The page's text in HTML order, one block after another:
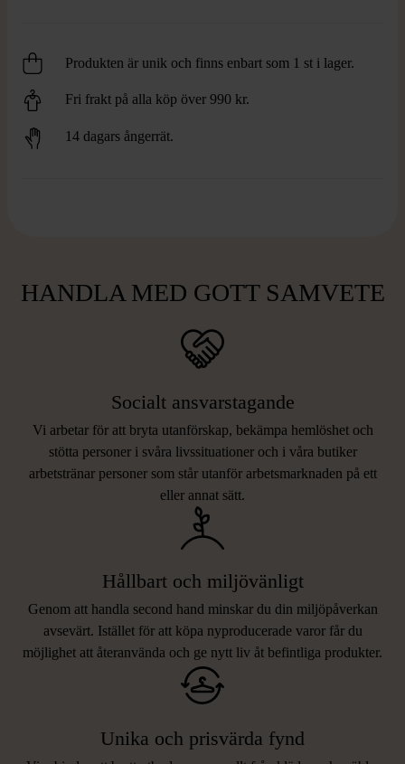
Produkten är unik och finns enbart som 1 st i lager.
Fri frakt på alla köp över 990 kr.
14 dagars ångerrät.
HANDLA MED GOTT SAMVETE
Socialt ansvarstagande
Vi arbetar för att bryta utanförskap, bekämpa hemlöshet och
stötta personer i svåra livssituationer och i våra butiker
arbetstränar personer som står utanför arbetsmarknaden på ett
eller annat sätt.
Hållbart och miljövänligt
Genom att handla second hand minskar du din miljöpåverkan
avsevärt. Istället för att köpa nyproducerade varor får du
möjlighet att återanvända och ge nytt liv åt befintliga produkter.
Unika och prisvärda fynd